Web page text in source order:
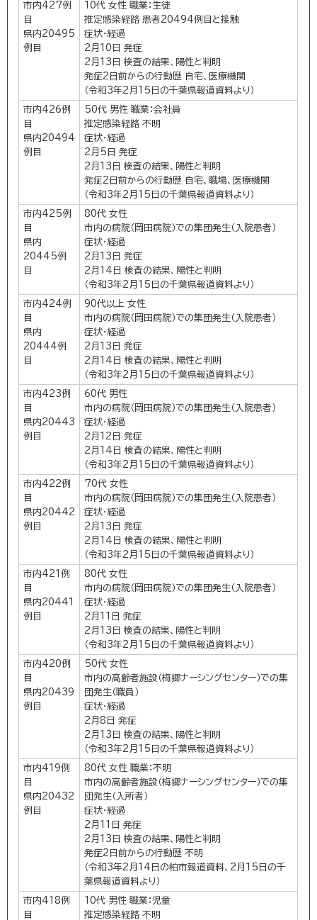
市内427例
目
県内20495
例目
10代 女性 職業：生徒
推定感染経路 患者20494例目と接触
症状・経過
2月10日 発症
2月13日 検査の結果、陽性と判明
発症2日前からの行動歴 自宅、医療機関
（令和3年2月15日の千葉県報道資料より）
市内426例
目
県内20494
例目
50代 男性 職業：会社員
推定感染経路 不明
症状・経過
2月5日 発症
2月13日 検査の結果、陽性と判明
発症2日前からの行動歴 自宅、職場、医療機関
（令和3年2月15日の千葉県報道資料より）
市内425例
目
県内
20445例
目
80代 女性
市内の病院（岡田病院）での集団発生（入院患者）
症状・経過
2月13日 発症
2月14日 検査の結果、陽性と判明
（令和3年2月15日の千葉県報道資料より）
市内424例
目
県内
20444例
目
90代以上 女性
市内の病院（岡田病院）での集団発生（入院患者）
症状・経過
2月13日 発症
2月14日 検査の結果、陽性と判明
（令和3年2月15日の千葉県報道資料より）
市内423例
目
県内20443
例目
60代 男性
市内の病院（岡田病院）での集団発生（入院患者）
症状・経過
2月12日 発症
2月14日 検査の結果、陽性と判明
（令和3年2月15日の千葉県報道資料より）
市内422例
目
県内20442
例目
70代 女性
市内の病院（岡田病院）での集団発生（入院患者）
症状・経過
2月13日 発症
2月14日 検査の結果、陽性と判明
（令和3年2月15日の千葉県報道資料より）
市内421例
目
県内20441
例目
80代 女性
市内の病院（岡田病院）での集団発生（入院患者）
症状・経過
2月11日 発症
2月13日 検査の結果、陽性と判明
（令和3年2月15日の千葉県報道資料より）
市内420例
目
県内20439
例目
50代 女性
市内の高齢者施設（梅郷ナーシングセンター）での集
団発生（職員）
症状・経過
2月8日 発症
2月13日 検査の結果、陽性と判明
（令和3年2月15日の千葉県報道資料より）
市内419例
目
県内20432
例目
80代 女性 職業：不明
市内の高齢者施設（梅郷ナーシングセンター）での集
団発生（入所者）
症状・経過
2月11日 発症
2月13日 検査の結果、陽性と判明
発症2日前からの行動歴 不明
（令和3年2月14日の柏市報道資料、2月15日の千
葉県報道資料より）
市内418例
目
10代 男性 職業：児童
推定感染経路 不明